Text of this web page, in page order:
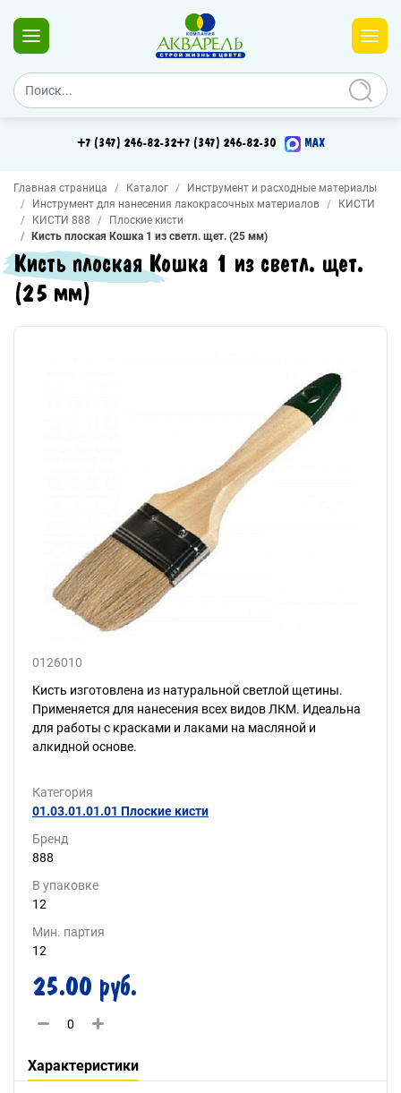
+7 (347) 246-82-32+7 (347) 246-82-30 MAX
Главная страница Каталог
Инструмент и расходные материалы
Инструмент для нанесения лакокрасочных материалов
КИСТИ
КИСТИ 888
Плоские кисти
Кисть плоская Кошка 1 из светл. щет. (25 мм)
Кисть плоская Кошка 1 из светл. щет.
(25 мм)
0126010
Кисть изготовлена из натуральной светлой щетины.
Применяется для нанесения всех видов ЛКМ. Идеальна
для работы с красками и лаками на масляной и
алкидной основе.
Категория
01.03.01.01.01 Плоские кисти
Бренд
888
В упаковке
12
Мин. партия
12
25.00 руб.
Характеристики